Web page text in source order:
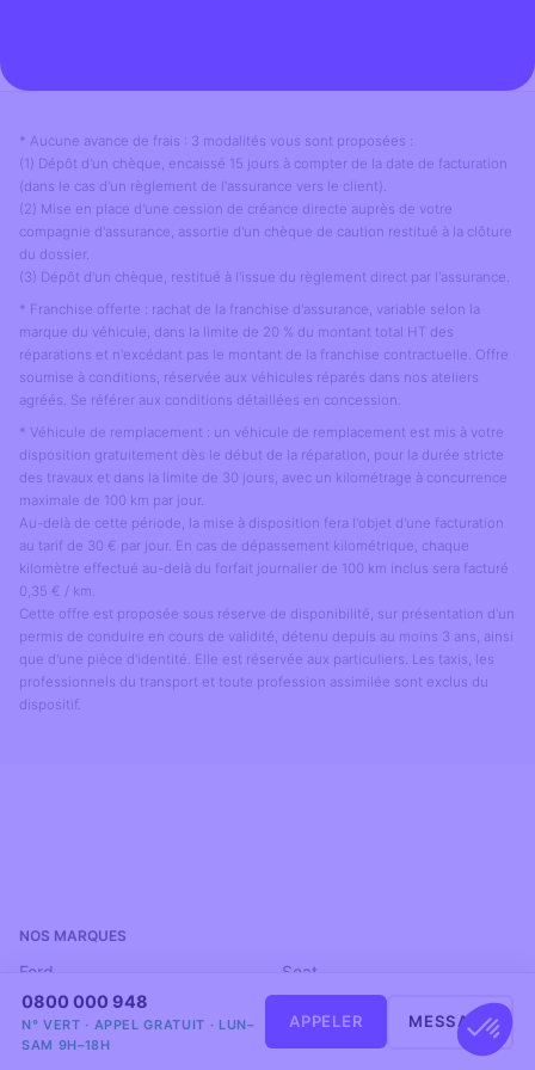
0800 000 948
N° VERT · APPEL GRATUIT · LUN–
SAM 9H–18H
APPELER MESSAGE
* Aucune avance de frais : 3 modalités vous sont proposées :
(1) Dépôt d'un chèque, encaissé 15 jours à compter de la date de facturation
(dans le cas d'un règlement de l'assurance vers le client).
(2) Mise en place d'une cession de créance directe auprès de votre
compagnie d'assurance, assortie d'un chèque de caution restitué à la clôture
du dossier.
(3) Dépôt d'un chèque, restitué à l'issue du règlement direct par l'assurance.
* Franchise offerte : rachat de la franchise d'assurance, variable selon la
marque du véhicule, dans la limite de 20 % du montant total HT des
réparations et n'excédant pas le montant de la franchise contractuelle. Offre
soumise à conditions, réservée aux véhicules réparés dans nos ateliers
agréés. Se référer aux conditions détaillées en concession.
* Véhicule de remplacement : un véhicule de remplacement est mis à votre
disposition gratuitement dès le début de la réparation, pour la durée stricte
des travaux et dans la limite de 30 jours, avec un kilométrage à concurrence
maximale de 100 km par jour.
Au-delà de cette période, la mise à disposition fera l'objet d'une facturation
au tarif de 30 € par jour. En cas de dépassement kilométrique, chaque
kilomètre effectué au-delà du forfait journalier de 100 km inclus sera facturé
0,35 € / km.
Cette offre est proposée sous réserve de disponibilité, sur présentation d'un
permis de conduire en cours de validité, détenu depuis au moins 3 ans, ainsi
que d'une pièce d'identité. Elle est réservée aux particuliers. Les taxis, les
professionnels du transport et toute profession assimilée sont exclus du
dispositif.
NOS MARQUES
Ford
BMW
MINI
Seat
Omoda Jaecoo